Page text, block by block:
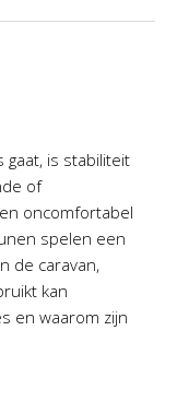
is stabiliteit
of
oncomfortabel
spelen een
de caravan,
kan
en waarom zijn